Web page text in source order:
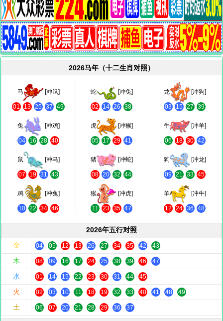
2026马年（十二生肖对照）
马 [冲鼠]
01 13 25 37 49
蛇 [冲兔]
02 14 26 38
龙 [冲狗]
03 15 27 39
兔 [冲鸡]
04 16 28 40
虎 [冲猴]
05 17 29 41
牛 [冲羊]
06 18 30 42
鼠 [冲马]
07 19 31 43
猪 [冲蛇]
08 20 32 44
狗 [冲龙]
09 21 33 45
鸡 [冲兔]
10 22 34 46
猴 [冲虎]
11 23 35 47
羊 [冲牛]
12 24 36 48
2026年五行对照
金
04 05 12 13 26 27 34 35 42 43
木 08 09 16 17 24 25 38 39 46 47
水 01 14 15 22 23 30 31 44 45
火 02 03 10 11 18 19 32 33 40 41 48 49
土 06 07 20 21 28 29 36 37